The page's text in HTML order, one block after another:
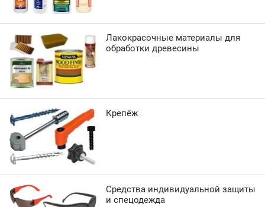
Лакокрасочные материалы для
обработки древесины
Крепёж
Средства индивидуальной защиты
и спецодежда